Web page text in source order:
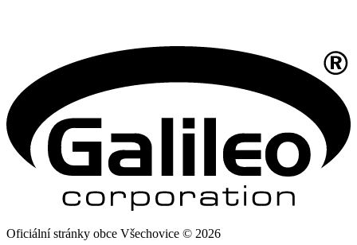
Oficiální stránky obce Všechovice © 2026